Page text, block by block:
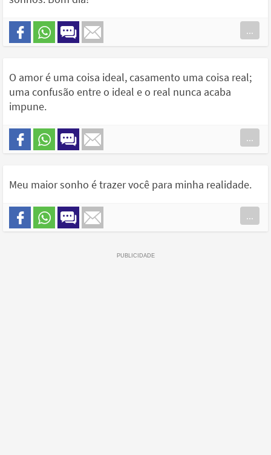
...
O amor é uma coisa ideal, casamento uma coisa real;
uma confusão entre o ideal e o real nunca acaba
impune.
...
Meu maior sonho é trazer você para minha realidade.
...